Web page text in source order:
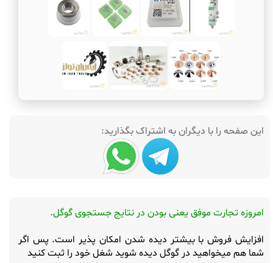
این صفحه را با دیگران به اشتراک بگذارید:
امروزه تجارت موفق یعنی بودن در نتایج جستجوی گوگل.
افزایش فروش با بیشتر دیده شدن امکان پذیر است. پس اگر
شما هم میخواهید در گوگل دیده شوید شغل خود را ثبت کنید